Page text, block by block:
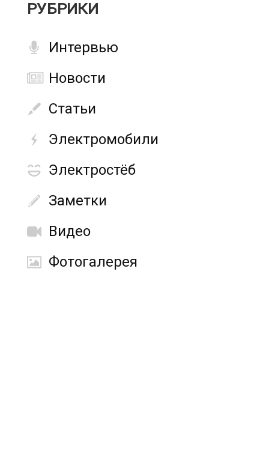
РУБРИКИ
Интервью
Новости
Статьи
Электромобили
Электростёб
Заметки
Видео
Фотогалерея